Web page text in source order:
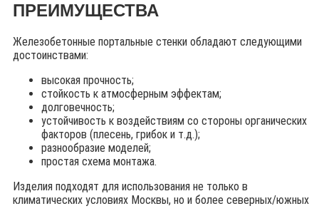
ПРЕИМУЩЕСТВА
Железобетонные портальные стенки обладают следующими
достоинствами:
высокая прочность;
стойкость к атмосферным эффектам;
долговечность;
устойчивость к воздействиям со стороны органических
факторов (плесень, грибок и т.д.);
разнообразие моделей;
простая схема монтажа.
Изделия подходят для использования не только в
климатических условиях Москвы, но и более северных/южных